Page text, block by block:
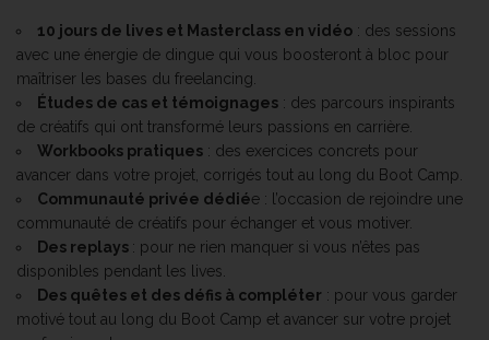
10 jours de lives et Masterclass en vidéo : des sessions
avec une énergie de dingue qui vous boosteront à bloc pour
maîtriser les bases du freelancing.
Études de cas et témoignages : des parcours inspirants
de créatifs qui ont transformé leurs passions en carrière.
Workbooks pratiques : des exercices concrets pour
avancer dans votre projet, corrigés tout au long du Boot Camp.
Communauté privée dédiée : l’occasion de rejoindre une
communauté de créatifs pour échanger et vous motiver.
Des replays : pour ne rien manquer si vous n’êtes pas
disponibles pendant les lives.
Des quêtes et des défis à compléter : pour vous garder
motivé tout au long du Boot Camp et avancer sur votre projet